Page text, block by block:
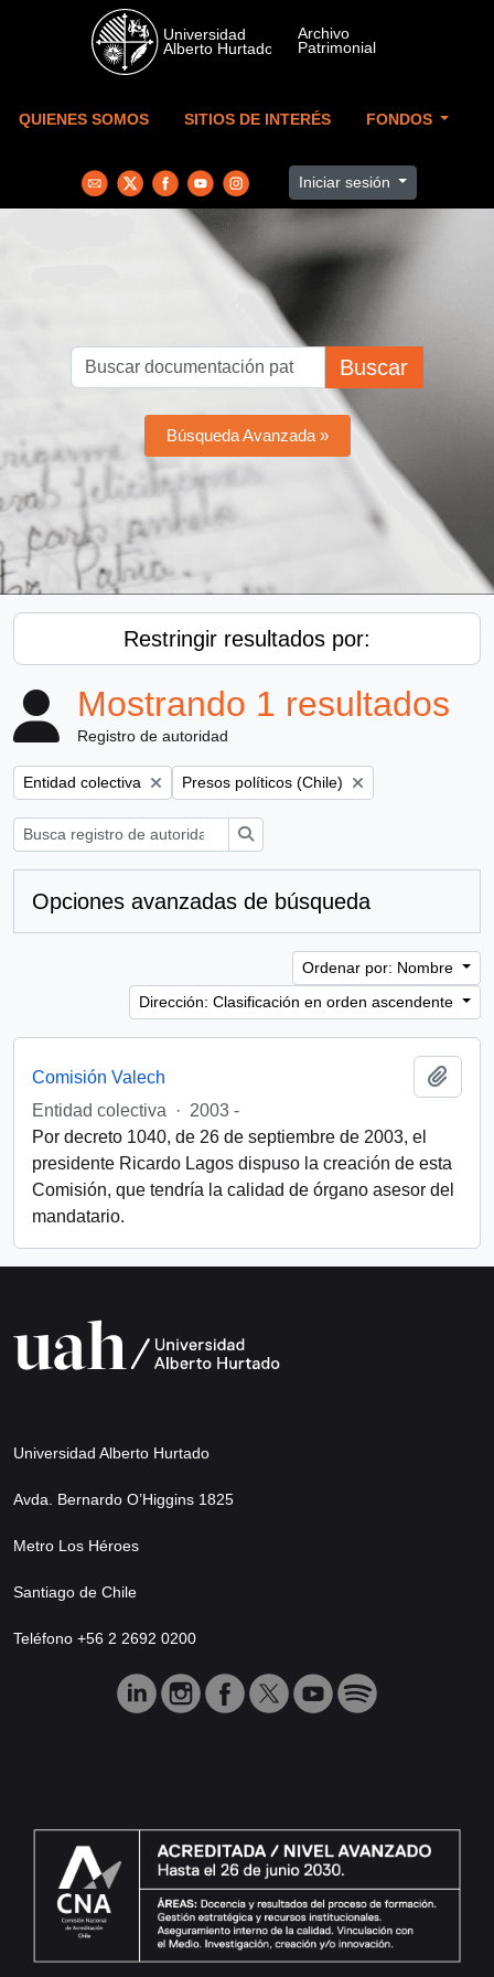
Skip to main content
QUIENES SOMOS SITIOS DE INTERÉS FONDOS
Iniciar sesión
Buscar
Búsqueda Avanzada »
Restringir resultados por:
Mostrando 1 resultados
Registro de autoridad
Remove filter:
Entidad colectiva Remove filter:
Presos políticos (Chile)
Opciones avanzadas de búsqueda
Ordenar por: Nombre
Dirección: Clasificación en orden ascendente
Comisión Valech
Entidad colectiva
· 2003 -
Por decreto 1040, de 26 de septiembre de 2003, el
presidente Ricardo Lagos dispuso la creación de esta
Comisión, que tendría la calidad de órgano asesor del
mandatario.
Universidad Alberto Hurtado
Avda. Bernardo O’Higgins 1825
Metro Los Héroes
Santiago de Chile
Teléfono +56 2 2692 0200